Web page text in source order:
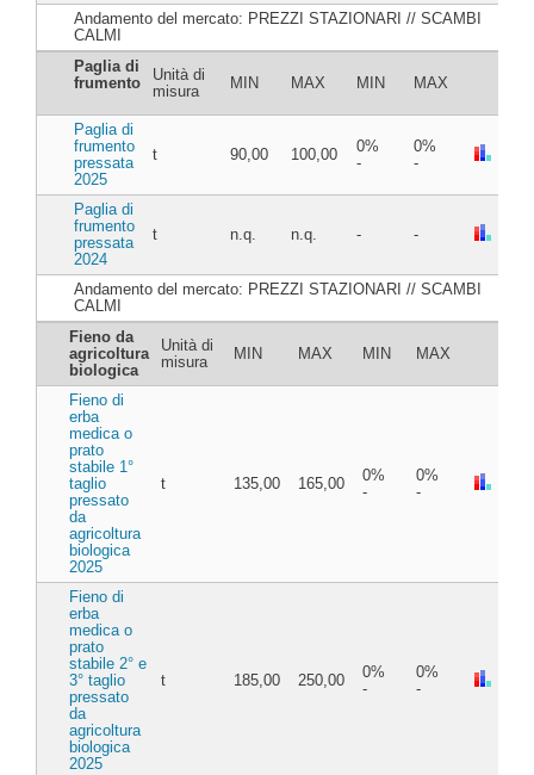
Andamento del mercato: PREZZI STAZIONARI // SCAMBI
CALMI
Paglia di
frumento
Unità di
misura
MIN MAX MIN MAX
Paglia di
frumento
pressata
2025
t 90,00 100,00
0%
-
0%
-
Paglia di
frumento
pressata
2024
t n.q. n.q. - -
Andamento del mercato: PREZZI STAZIONARI // SCAMBI
CALMI
Fieno da
agricoltura
biologica
Unità di
misura
MIN MAX MIN MAX
Fieno di
erba
medica o
prato
stabile 1°
taglio
pressato
da
agricoltura
biologica
2025
t 135,00 165,00
0%
-
0%
-
Fieno di
erba
medica o
prato
stabile 2° e
3° taglio
pressato
da
agricoltura
biologica
2025
t 185,00 250,00
0%
-
0%
-